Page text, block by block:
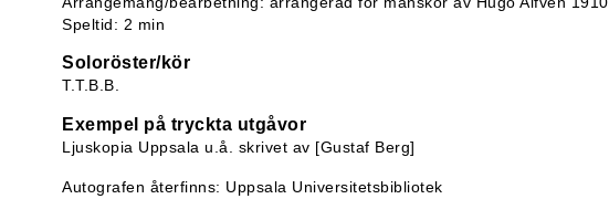
Speltid: 2 min
Soloröster/kör
T.T.B.B.
Exempel på tryckta utgåvor
Ljuskopia Uppsala u.å. skrivet av [Gustaf Berg]
Autografen återfinns: Uppsala Universitetsbibliotek